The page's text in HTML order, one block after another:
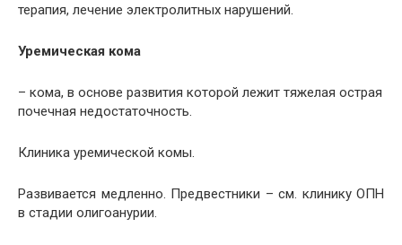
терапия, лечение электролитных нарушений.
Уремическая кома
– кома, в основе развития которой лежит тяжелая острая
почечная недостаточность.
Клиника уремической комы.
Развивается медленно. Предвестники – см. клинику ОПН
в стадии олигоанурии.